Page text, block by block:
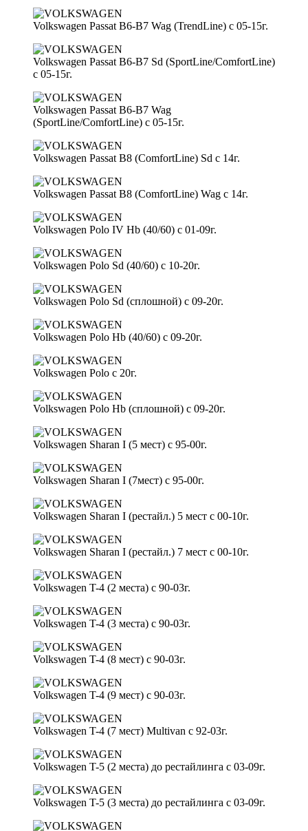
Volkswagen Passat B6-B7 Wag (TrendLine) с 05-15г.
Volkswagen Passat B6-B7 Sd (SportLine/ComfortLine)
с 05-15г.
Volkswagen Passat B6-B7 Wag
(SportLine/ComfortLine) с 05-15г.
Volkswagen Passat B8 (ComfortLine) Sd с 14г.
Volkswagen Passat B8 (ComfortLine) Wag с 14г.
Volkswagen Polo IV Hb (40/60) с 01-09г.
Volkswagen Polo Sd (40/60) с 10-20г.
Volkswagen Polo Sd (сплошной) с 09-20г.
Volkswagen Polo Hb (40/60) с 09-20г.
Volkswagen Polo с 20г.
Volkswagen Polo Hb (сплошной) с 09-20г.
Volkswagen Sharan I (5 мест) с 95-00г.
Volkswagen Sharan I (7мест) с 95-00г.
Volkswagen Sharan I (рестайл.) 5 мест с 00-10г.
Volkswagen Sharan I (рестайл.) 7 мест с 00-10г.
Volkswagen T-4 (2 места) с 90-03г.
Volkswagen T-4 (3 места) с 90-03г.
Volkswagen T-4 (8 мест) с 90-03г.
Volkswagen T-4 (9 мест) с 90-03г.
Volkswagen T-4 (7 мест) Multivan c 92-03г.
Volkswagen T-5 (2 места) до рестайлинга с 03-09г.
Volkswagen T-5 (3 места) до рестайлинга с 03-09г.